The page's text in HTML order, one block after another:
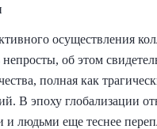
осуществления
об этом
полная как
В эпоху глобализации
и людьми еще теснее